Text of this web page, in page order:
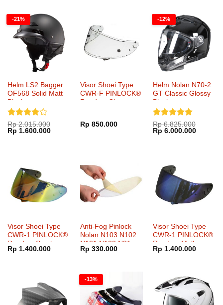
Rp 3.850.000.
-21%
Helm LS2 Bagger
OF568 Solid Matt
Black
Dinilai4
dari 5
Rp2.015.000
Harga
aslinya
Rp 1.600.000Harga
Visor Shoei Type
CWR-F PINLOCK®
Ready – Clear
Rp 850.000
-12%
Helm Nolan N70-2
GT Classic Glossy
Black
Dinilai5
dari 5
Rp6.825.000
Harga
aslinya
Rp 6.000.000Harga
Visor Shoei Type
CWR-1 PINLOCK®
Ready – Smoke
Mirror Fire Orange
Rp 1.400.000
Anti-Fog Pinlock
Nolan N103 N102
N101 N100 N91
N90 N81 X1002
Rp 330.000
Visor Shoei Type
CWR-1 PINLOCK®
Ready – Mellow
Smoke Mirror Blue
Rp 1.400.000
-13%